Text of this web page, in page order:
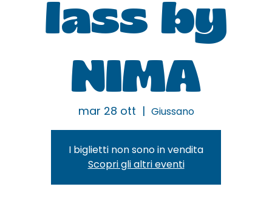
lass by
NIMA
mar 28 ott
  |
Giussano
I biglietti non sono in vendita
Scopri gli altri eventi